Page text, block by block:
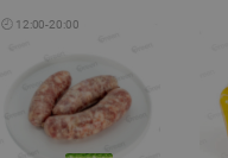
🕘 12:00-20:00